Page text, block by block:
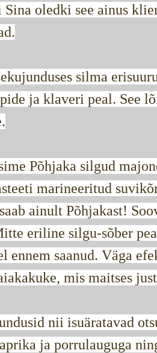
oledki see ainus
silma
ja klaveri peal. See
Põhjaka silgud
marineeritud
ainult Põhjakast!
eriline silgu-sõber
ennem saanud. Väga
mis maitses
nii isuäratavad
ja porrulauguga